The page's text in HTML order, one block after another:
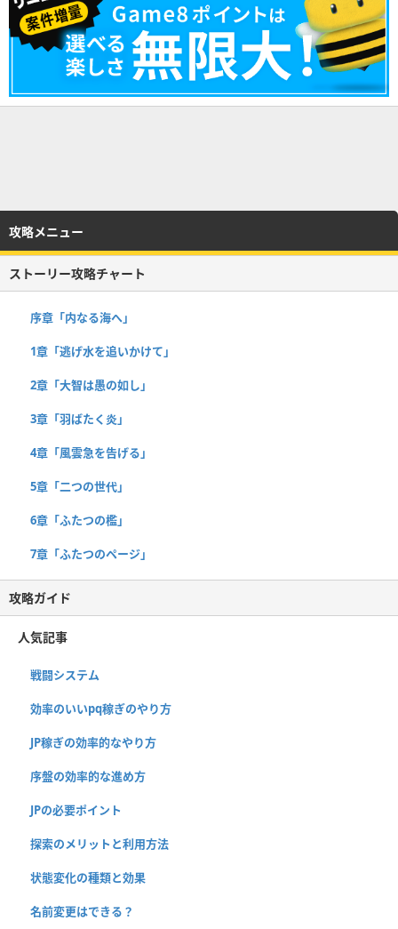
攻略メニュー
ストーリー攻略チャート
序章「内なる海へ」
1章「逃げ水を追いかけて」
2章「大智は愚の如し」
3章「羽ばたく炎」
4章「風雲急を告げる」
5章「二つの世代」
6章「ふたつの檻」
7章「ふたつのページ」
攻略ガイド
人気記事
戦闘システム
効率のいいpq稼ぎのやり方
JP稼ぎの効率的なやり方
序盤の効率的な進め方
JPの必要ポイント
探索のメリットと利用方法
状態変化の種類と効果
名前変更はできる？